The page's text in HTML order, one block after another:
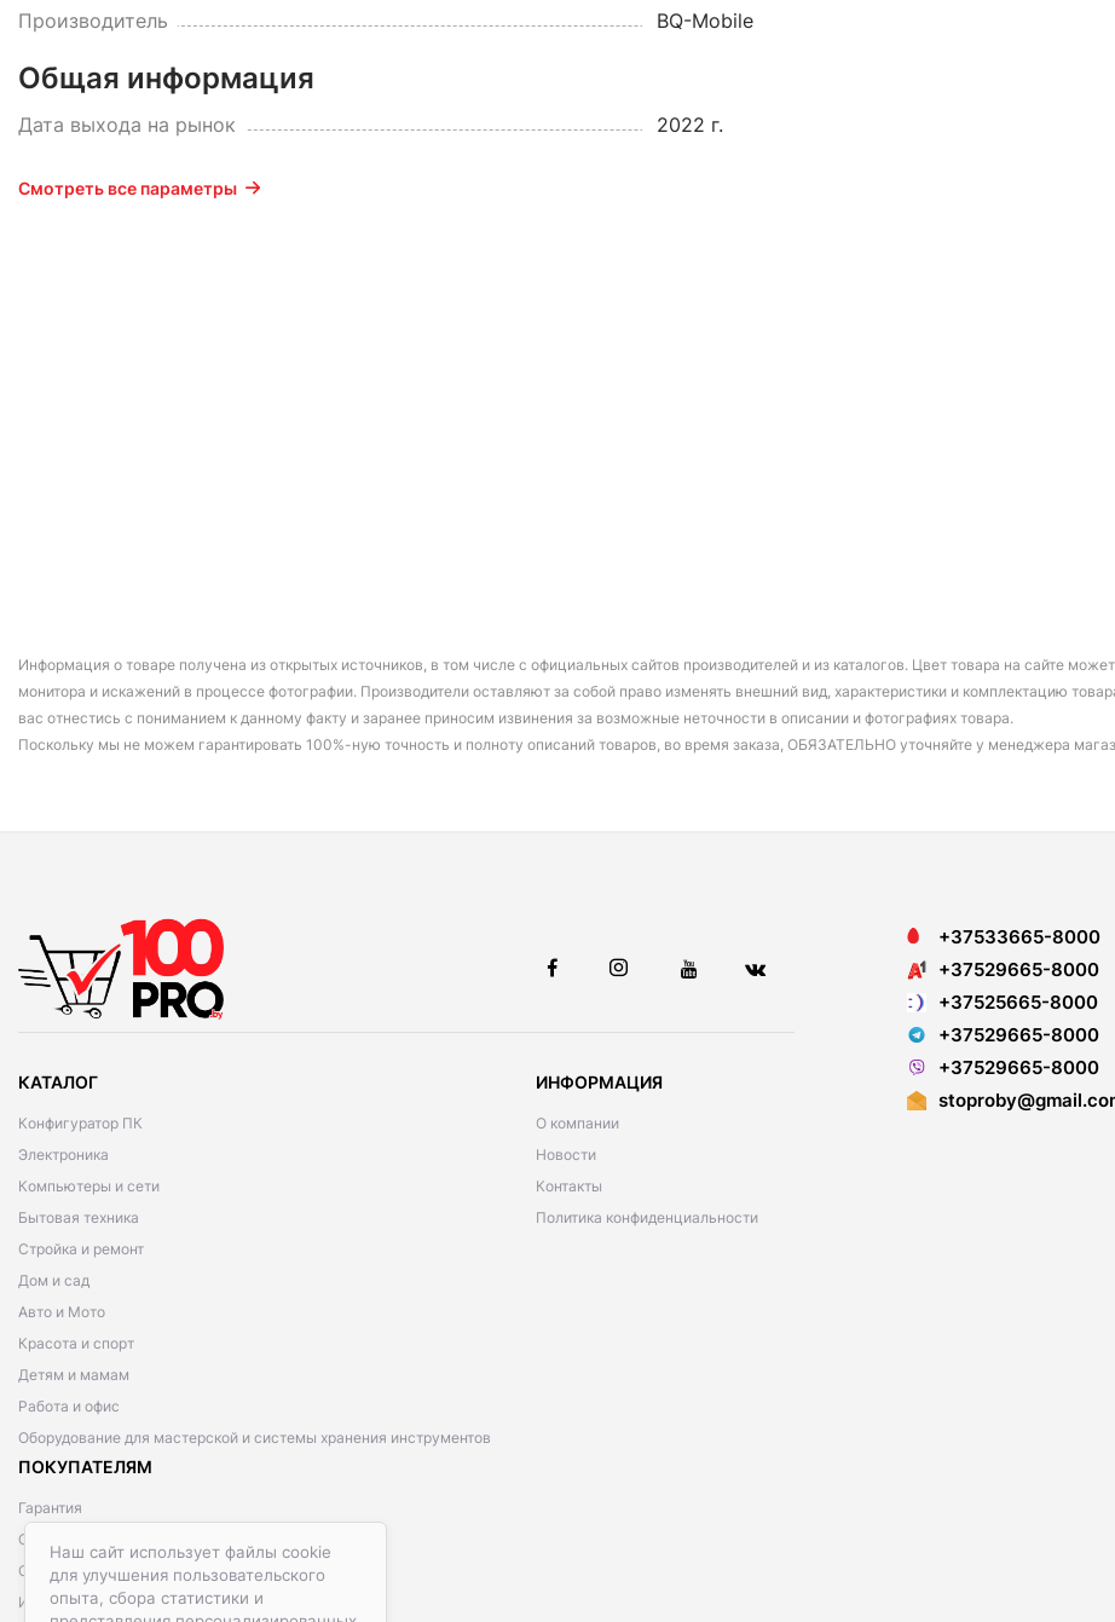
Наш сайт использует файлы cookie
для улучшения пользовательского
опыта, сбора статистики и
Производитель BQ-Mobile
Общая информация
Дата выхода на рынок 2022 г.
Смотреть все параметры
Информация о товаре получена из открытых источников, в том числе с официальных сайтов производителей и из каталогов. Цвет товара на сайте
монитора и искажений в процессе фотографии. Производители оставляют за собой право изменять внешний вид, характеристики и комплектацию
вас отнестись с пониманием к данному факту и заранее приносим извинения за возможные неточности в описании и фотографиях товара.
Поскольку мы не можем гарантировать 100%-ную точность и полноту описаний товаров, во время заказа, ОБЯЗАТЕЛЬНО уточняйте у менеджера
КАТАЛОГ
Конфигуратор ПК
Электроника
Компьютеры и сети
Бытовая техника
Стройка и ремонт
Дом и сад
Авто и Мото
Красота и спорт
Детям и мамам
Работа и офис
Оборудование для мастерской и системы хранения инструментов
ИНФОРМАЦИЯ
О компании
Новости
Контакты
Политика конфиденциальности
ПОКУПАТЕЛЯМ
Гарантия
Способы оплаты
Способы доставки
Информация о рассрочке
+37533665-8000
+37529665-8000
+37525665-8000
+37529665-8000
+37529665-8000